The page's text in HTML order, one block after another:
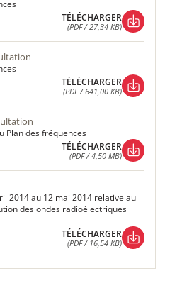
TÉLÉCHARGER
(PDF / 27,34 KB)
TÉLÉCHARGER
TÉLÉCHARGER
(PDF / 641,00 KB)
TÉLÉCHARGER
Plan des fréquences
TÉLÉCHARGER
(PDF / 4,50 MB)
TÉLÉCHARGER
2014 au 12 mai 2014 relative au
des ondes radioélectriques
TÉLÉCHARGER
(PDF / 16,54 KB)